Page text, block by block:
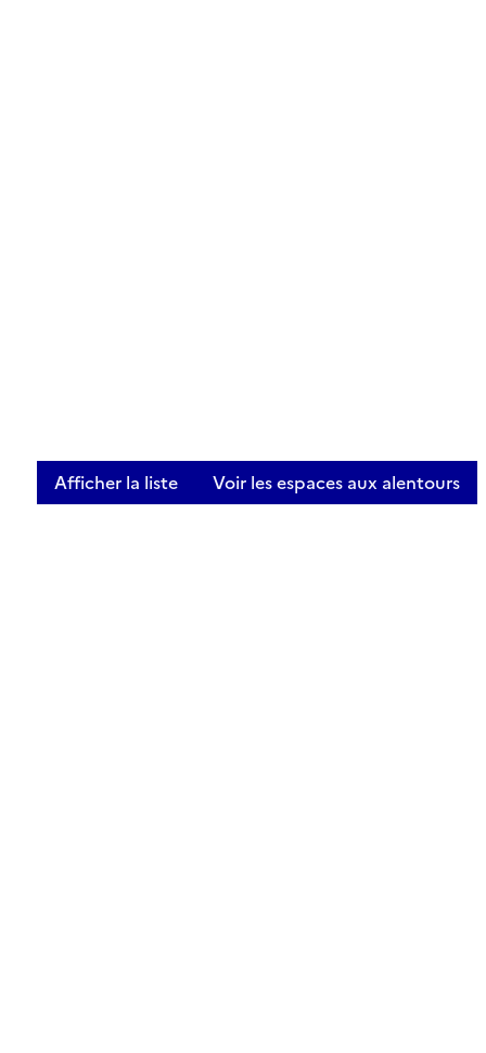
Afficher la liste Voir les espaces aux alentours